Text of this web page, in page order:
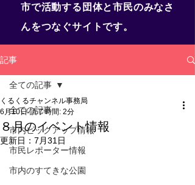
市で活動する団体と市民のみなさ
んをつなぐサイトです。
記事
全ての記事
市内ピックアップ情報
市民レポーター情報
市内のすてきな公園
全ての記事
８月のイベント情報
くるくるチャンネル事務局
6月10日 読了時間: 2分
更新日： 7月31日